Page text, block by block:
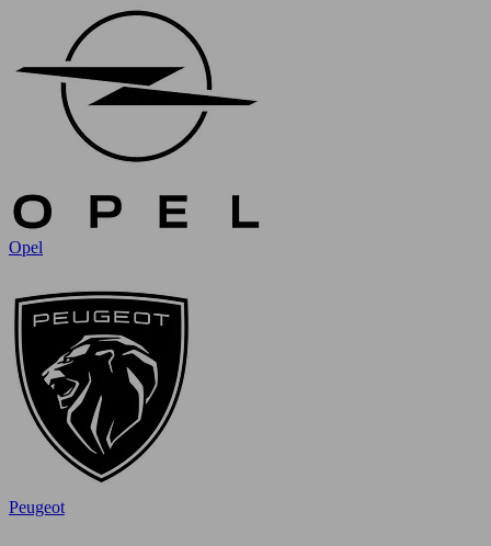
Opel
Peugeot